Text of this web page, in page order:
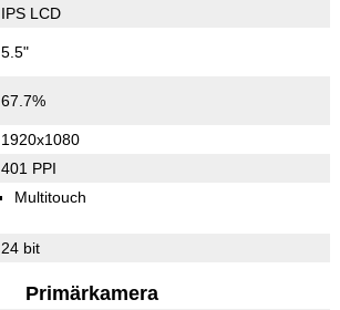
IPS LCD
5.5"
67.7%
1920x1080
401 PPI
Multitouch
24 bit
Primärkamera